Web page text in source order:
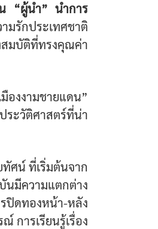
น “ผู้นำ” นำการ
มรักประเทศชาติ
มบัติที่ทรงคุณค่า
องงามชายแดน”
ะวัติศาสตร์ที่น่า
ศน์ ที่เริ่มต้นจาก
นมีความแตกต่าง
ปิดทองหน้า-หลัง
การเรียนรู้เรื่อง